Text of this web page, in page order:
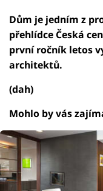
Dům je jedním z
přehlídce Česká
první ročník letos
architektů.
(dah)
Mohlo by vás